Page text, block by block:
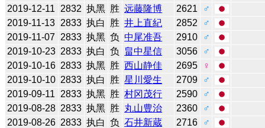
2019-12-11
2832 执黑 胜 远藤隆博 2621
♂
2019-11-13 2833 执白 胜 井上直紀 2852
♂
2019-11-07
2833 执黑 负 中尾准吾 2910
♂
2019-10-23 2833 执白 负 畠中星信 3056
♂
2019-10-16 2833 执黑 胜 西山静佳 2695
♀
2019-10-10 2833 执白 胜 星川愛生 2709
♂
2019-09-11
2833 执黑 胜 村冈茂行 2590
♂
2019-08-28 2833 执黑 胜 丸山豊治 2360
♂
2019-08-26 2833 执白 负 石井新蔵 2716
♂